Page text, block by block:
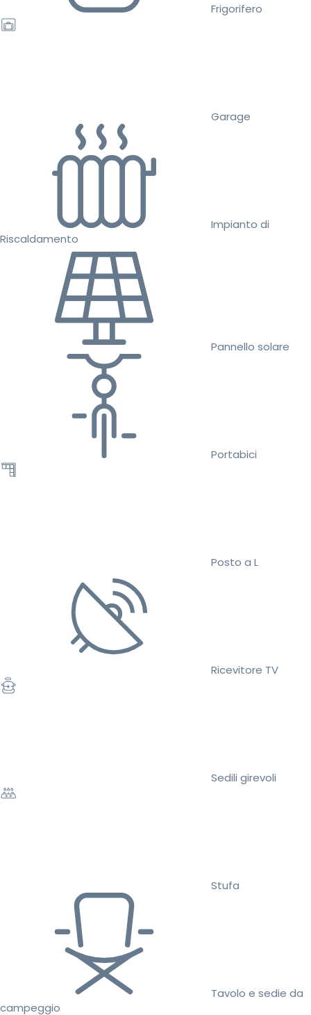
Frigorifero
Garage
Impianto di
Riscaldamento
Pannello solare
Portabici
Posto a L
Ricevitore TV
Sedili girevoli
Stufa
Tavolo e sedie da
campeggio